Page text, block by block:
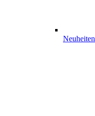
Neuheiten